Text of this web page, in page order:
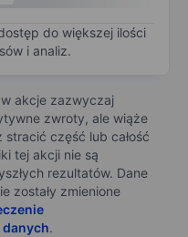
do większej ilości
i analiz.
akcje zazwyczaj
zwroty, ale wiąże
część lub całość
tej akcji nie są
rezultatów. Dane
zostały zmienione
.